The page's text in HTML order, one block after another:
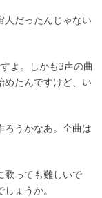
人だったんじゃない
よ。しかも3声の曲
めたんですけど、い
ろうかなあ。全曲は
歌っても難しいで
ょうか。